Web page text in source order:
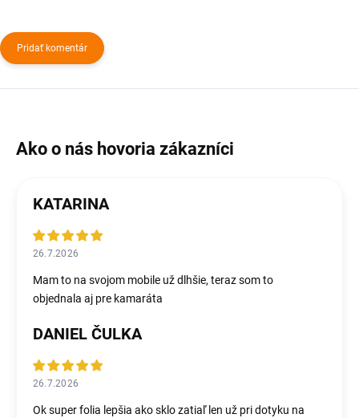
Pridať komentár
KATARINA
26.7.2026
Mam to na svojom mobile už dlhšie, teraz som to
objednala aj pre kamaráta
DANIEL ČULKA
26.7.2026
Ok super folia lepšia ako sklo zatiaľ len už pri dotyku na